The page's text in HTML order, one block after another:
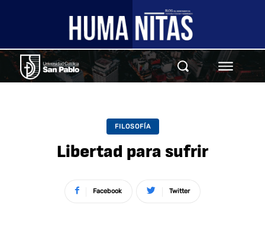
FILOSOFÍA
Libertad para sufrir
Facebook Twitter